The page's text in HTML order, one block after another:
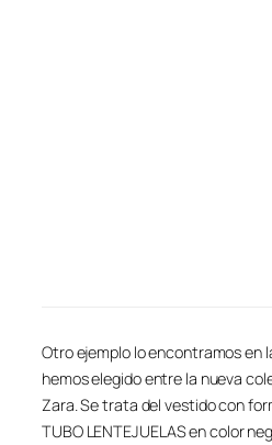
Otro ejemplo lo encontramos en
hemos elegido entre la nueva
Zara. Se trata del vestido con
TUBO LENTEJUELAS en color